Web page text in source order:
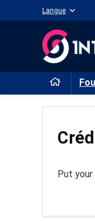
Langue
Put your